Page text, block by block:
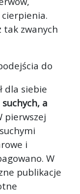
cierpienia.
tak zwanych
do
dla siebie
a
pierwszej
i
W
publikacje